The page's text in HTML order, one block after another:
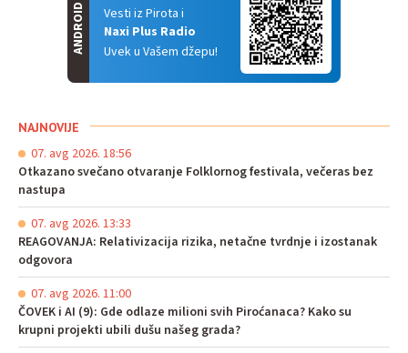
Vesti iz Pirota i
Naxi Plus Radio
Uvek u Vašem džepu!
ANDROID
NAJNOVIJE
07. avg 2026. 18:56
Otkazano svečano otvaranje Folklornog festivala, večeras bez
nastupa
07. avg 2026. 13:33
REAGOVANJA: Relativizacija rizika, netačne tvrdnje i izostanak
odgovora
07. avg 2026. 11:00
ČOVEK i AI (9): Gde odlaze milioni svih Piroćanaca? Kako su
krupni projekti ubili dušu našeg grada?